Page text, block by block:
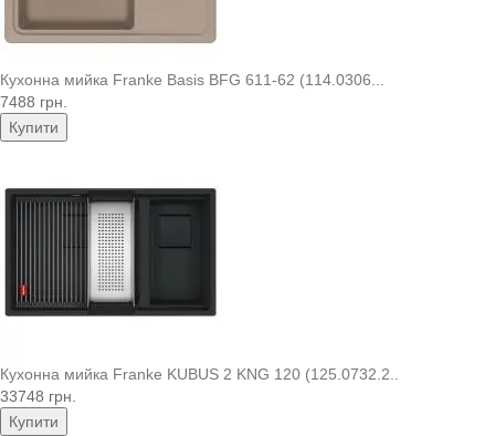
Кухонна мийка Franke Basis BFG 611-62 (114.0306...
7488 грн.
Купити
Кухонна мийка Franke KUBUS 2 KNG 120 (125.0732.2..
33748 грн.
Купити